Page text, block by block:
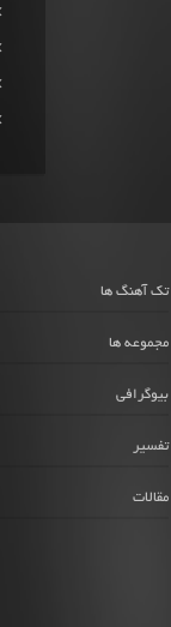
تک آهنگ ها
مجموعه ها
بیوگرافی
تفسیر
مقالات